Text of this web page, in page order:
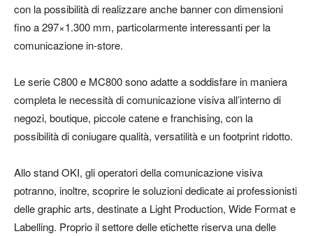
con la possibilità di realizzare anche banner con dimensioni
fino a 297×1.300 mm, particolarmente interessanti per la
comunicazione in-store.
Le serie C800 e MC800 sono adatte a soddisfare in maniera
completa le necessità di comunicazione visiva all’interno di
negozi, boutique, piccole catene e franchising, con la
possibilità di coniugare qualità, versatilità e un footprint ridotto.
Allo stand OKI, gli operatori della comunicazione visiva
potranno, inoltre, scoprire le soluzioni dedicate ai professionisti
delle graphic arts, destinate a Light Production, Wide Format e
Labelling. Proprio il settore delle etichette riserva una delle